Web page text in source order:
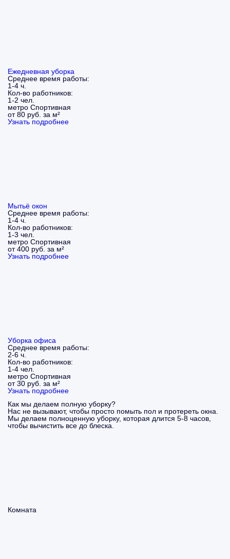
Ежедневная уборка
Среднее время работы:
1-4 ч.
Кол-во работников:
1-2 чел.
метро Спортивная
от 80 руб. за м²
Узнать подробнее
Мытьё окон
Среднее время работы:
1-4 ч.
Кол-во работников:
1-3 чел.
метро Спортивная
от 400 руб. за м²
Узнать подробнее
Уборка офиса
Среднее время работы:
2-6 ч.
Кол-во работников:
1-4 чел.
метро Спортивная
от 30 руб. за м²
Узнать подробнее
Как мы делаем полную уборку?
Нас не вызывают, чтобы просто помыть пол и протереть окна.
Мы делаем полноценную уборку, которая длится 5-8 часов,
чтобы вычистить все до блеска.
Комната